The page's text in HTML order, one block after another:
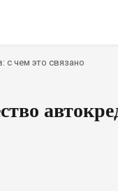
с чем это связано